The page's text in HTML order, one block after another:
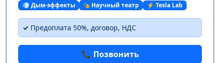
💨 Дым-эффекты
🎭 Научный театр ⚡ Tesla Lab
✓ Предоплата 50%, договор, НДС
📞 Позвонить